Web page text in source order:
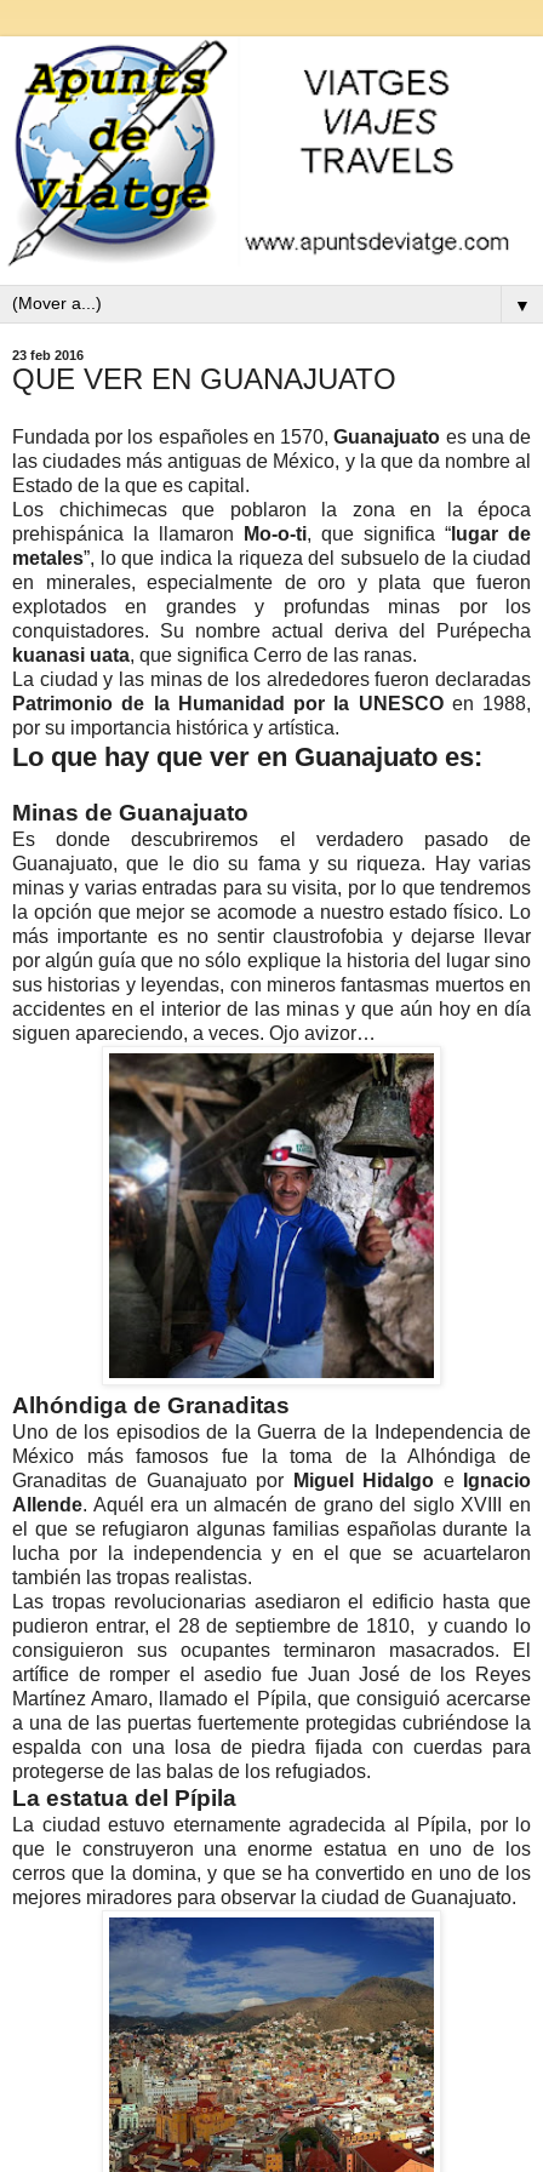
▼
23 feb 2016
QUE VER EN GUANAJUATO
Fundada por los españoles en 1570,Guanajuato es una de
las ciudades más antiguas de México, y la que da nombre al
Estado de la que es capital.
Los chichimecas que poblaron la zona en la época
prehispánica la llamaron
Mo-o-ti, que significa “ lugar de
metales”, lo que indica la riqueza del subsuelo de la ciudad
en minerales, especialmente de oro y plata que fueron
explotados en grandes y profundas minas por los
conquistadores. Su nombre actual deriva del Purépecha
kuanasi uata, que significa Cerro de las ranas.
La ciudad y las minas de los alrededores fueron declaradas
Patrimonio de la Humanidad por la UNESCOen 1988,
por su importancia histórica y artística.
Lo que hay que ver en Guanajuato es:
Minas de Guanajuato
Es donde descubriremos el verdadero pasado de
Guanajuato, que le dio su fama y su riqueza. Hay varias
minas y varias entradas para su visita, por lo que tendremos
la opción que mejor se acomode a nuestro estado físico. Lo
más importante es no sentir claustrofobia y dejarse llevar
por algún guía que no sólo explique la historia del lugar sino
sus historias y leyendas, con mineros fantasmas muertos en
accidentes en el interior de las minas y que aún hoy en día
siguen apareciendo, a veces. Ojo avizor…
Alhóndiga de Granaditas
Uno de los episodios de la Guerra de la Independencia de
México más famosos fue la toma de la Alhóndiga de
Granaditas de Guanajuato por
Miguel Hidalgo e
Ignacio
Allende. Aquél era un almacén de grano del siglo XVIII en
el que se refugiaron algunas familias españolas durante la
lucha por la independencia y en el que se acuartelaron
también las tropas realistas.
Las tropas revolucionarias asediaron el edificio hasta que
pudieron entrar, el 28 de septiembre de 1810, y cuando lo
consiguieron sus ocupantes terminaron masacrados. El
artífice de romper el asedio fue Juan José de los Reyes
Martínez Amaro, llamado el Pípila, que consiguió acercarse
a una de las puertas fuertemente protegidas cubriéndose la
espalda con una losa de piedra fijada con cuerdas para
protegerse de las balas de los refugiados.
La estatua del Pípila
La ciudad estuvo eternamente agradecida al Pípila, por lo
que le construyeron una enorme estatua en uno de los
cerros que la domina, y que se ha convertido en uno de los
mejores miradores para observar la ciudad de Guanajuato.